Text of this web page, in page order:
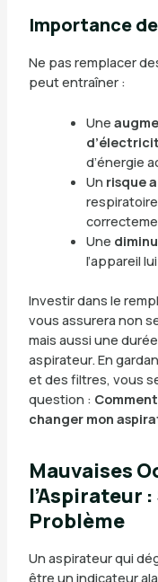
Importance
Ne pas remplacer
peut entraîner :
Une
d’énergie
Un risque
Une
l’appareil
Investir dans le
vous assurera non
mais aussi une
aspirateur. En
et des filtres, vous
question :
changer mon
Mauvaises
l’Aspirateur
Problème
Un aspirateur qui
être un indicateur